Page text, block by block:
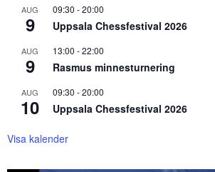
AUG
9
09:30 -20:00
Uppsala Chessfestival 2026
AUG
9
13:00 -22:00
Rasmus minnesturnering
AUG
10
09:30 -20:00
Uppsala Chessfestival 2026
Visa kalender